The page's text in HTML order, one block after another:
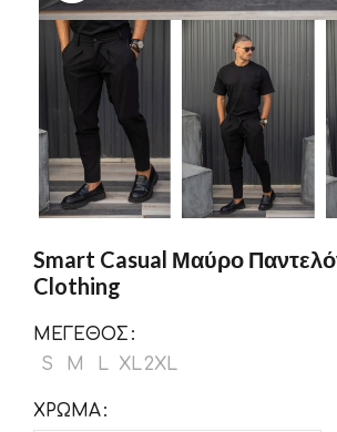
Smart Casual Μαύρο
Clothing
ΜΈΓΕΘΟΣ
S
M L XL2XL
ΧΡΏΜΑ